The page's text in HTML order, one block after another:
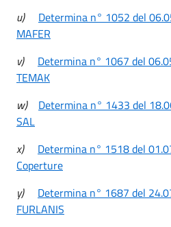
u)
Determina n° 1052 del
MAFER
v)
Determina n° 1067 del
TEMAK
w)
Determina n° 1433 del
SAL
x)
Determina n° 1518 del
Coperture
y)
Determina n° 1687 del
FURLANIS